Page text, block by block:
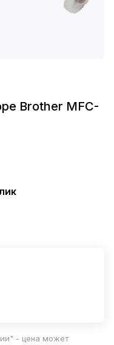
Brother MFC-
- цена может